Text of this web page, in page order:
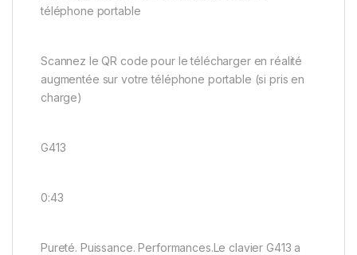
téléphone portable
Scannez le QR code pour le télécharger en réalité
augmentée sur votre téléphone portable (si pris en
charge)
G413
0:43
Pureté. Puissance. Performances.Le clavier G413 a